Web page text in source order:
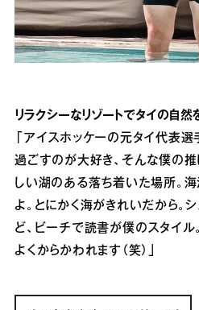
リラクシーなリゾートでタイの自然
「アイスホッケーの元タイ代表
過ごすのが大好き、そんな僕の
しい湖のある落ち着いた場所。
よ。とにかく海がきれいだから。
ど、ビーチで読書が僕のスタイル
よくからかわれます（笑）」